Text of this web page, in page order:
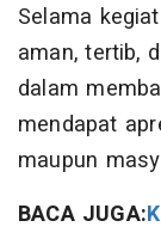
Selama
aman, tertib,
dalam
mendapat
maupun
BACA JUGA: